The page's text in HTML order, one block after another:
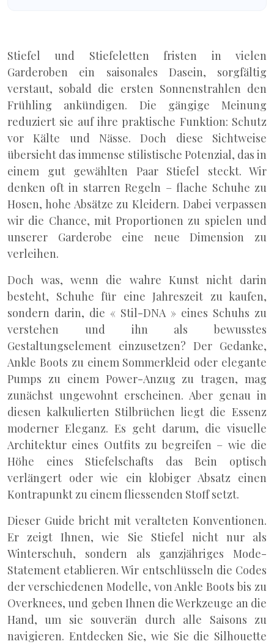
Stiefel und Stiefeletten fristen in vielen
Garderoben ein saisonales Dasein, sorgfältig
verstaut, sobald die ersten Sonnenstrahlen den
Frühling ankündigen. Die gängige Meinung
reduziert sie auf ihre praktische Funktion: Schutz
vor Kälte und Nässe. Doch diese Sichtweise
übersieht das immense stilistische Potenzial, das in
einem gut gewählten Paar Stiefel steckt. Wir
denken oft in starren Regeln – flache Schuhe zu
Hosen, hohe Absätze zu Kleidern. Dabei verpassen
wir die Chance, mit Proportionen zu spielen und
unserer Garderobe eine neue Dimension zu
verleihen.
Doch was, wenn die wahre Kunst nicht darin
besteht, Schuhe für eine Jahreszeit zu kaufen,
sondern darin, die « Stil-DNA » eines Schuhs zu
verstehen und ihn als bewusstes
Gestaltungselement einzusetzen? Der Gedanke,
Ankle Boots zu einem Sommerkleid oder elegante
Pumps zu einem Power-Anzug zu tragen, mag
zunächst ungewohnt erscheinen. Aber genau in
diesen kalkulierten Stilbrüchen liegt die Essenz
moderner Eleganz. Es geht darum, die visuelle
Architektur eines Outfits zu begreifen – wie die
Höhe eines Stiefelschafts das Bein optisch
verlängert oder wie ein klobiger Absatz einen
Kontrapunkt zu einem fliessenden Stoff setzt.
Dieser Guide bricht mit veralteten Konventionen.
Er zeigt Ihnen, wie Sie Stiefel nicht nur als
Winterschuh, sondern als ganzjähriges Mode-
Statement etablieren. Wir entschlüsseln die Codes
der verschiedenen Modelle, von Ankle Boots bis zu
Overknees, und geben Ihnen die Werkzeuge an die
Hand, um sie souverän durch alle Saisons zu
navigieren. Entdecken Sie, wie Sie die Silhouette